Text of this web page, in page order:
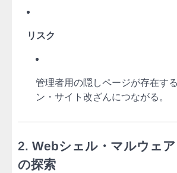
リスク
管理者用の隠しページが存在す
ン・サイト改ざんにつながる。
2. Webシェル・マルウェ
の探索